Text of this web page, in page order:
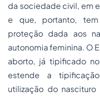
da sociedade civil, em
e que, portanto,
proteção dada aos
autonomia feminina. O
aborto, já tipificado
estende a
utilização do